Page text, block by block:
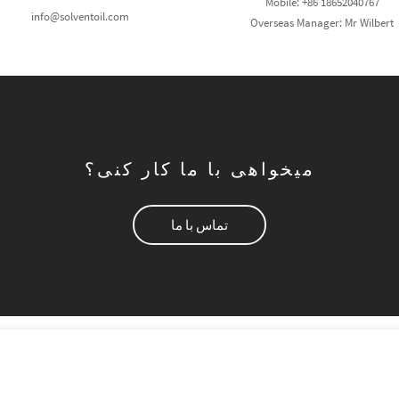
info@solventoil.com
Overseas Manager: Mr Wilbert
میخواهی با ما کار کنی؟
تماس با ما